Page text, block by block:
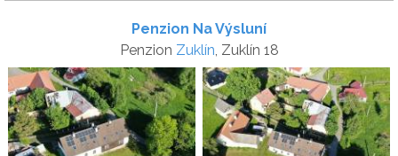
Penzion Na Výsluní
Penzion Zuklín, Zuklín 18